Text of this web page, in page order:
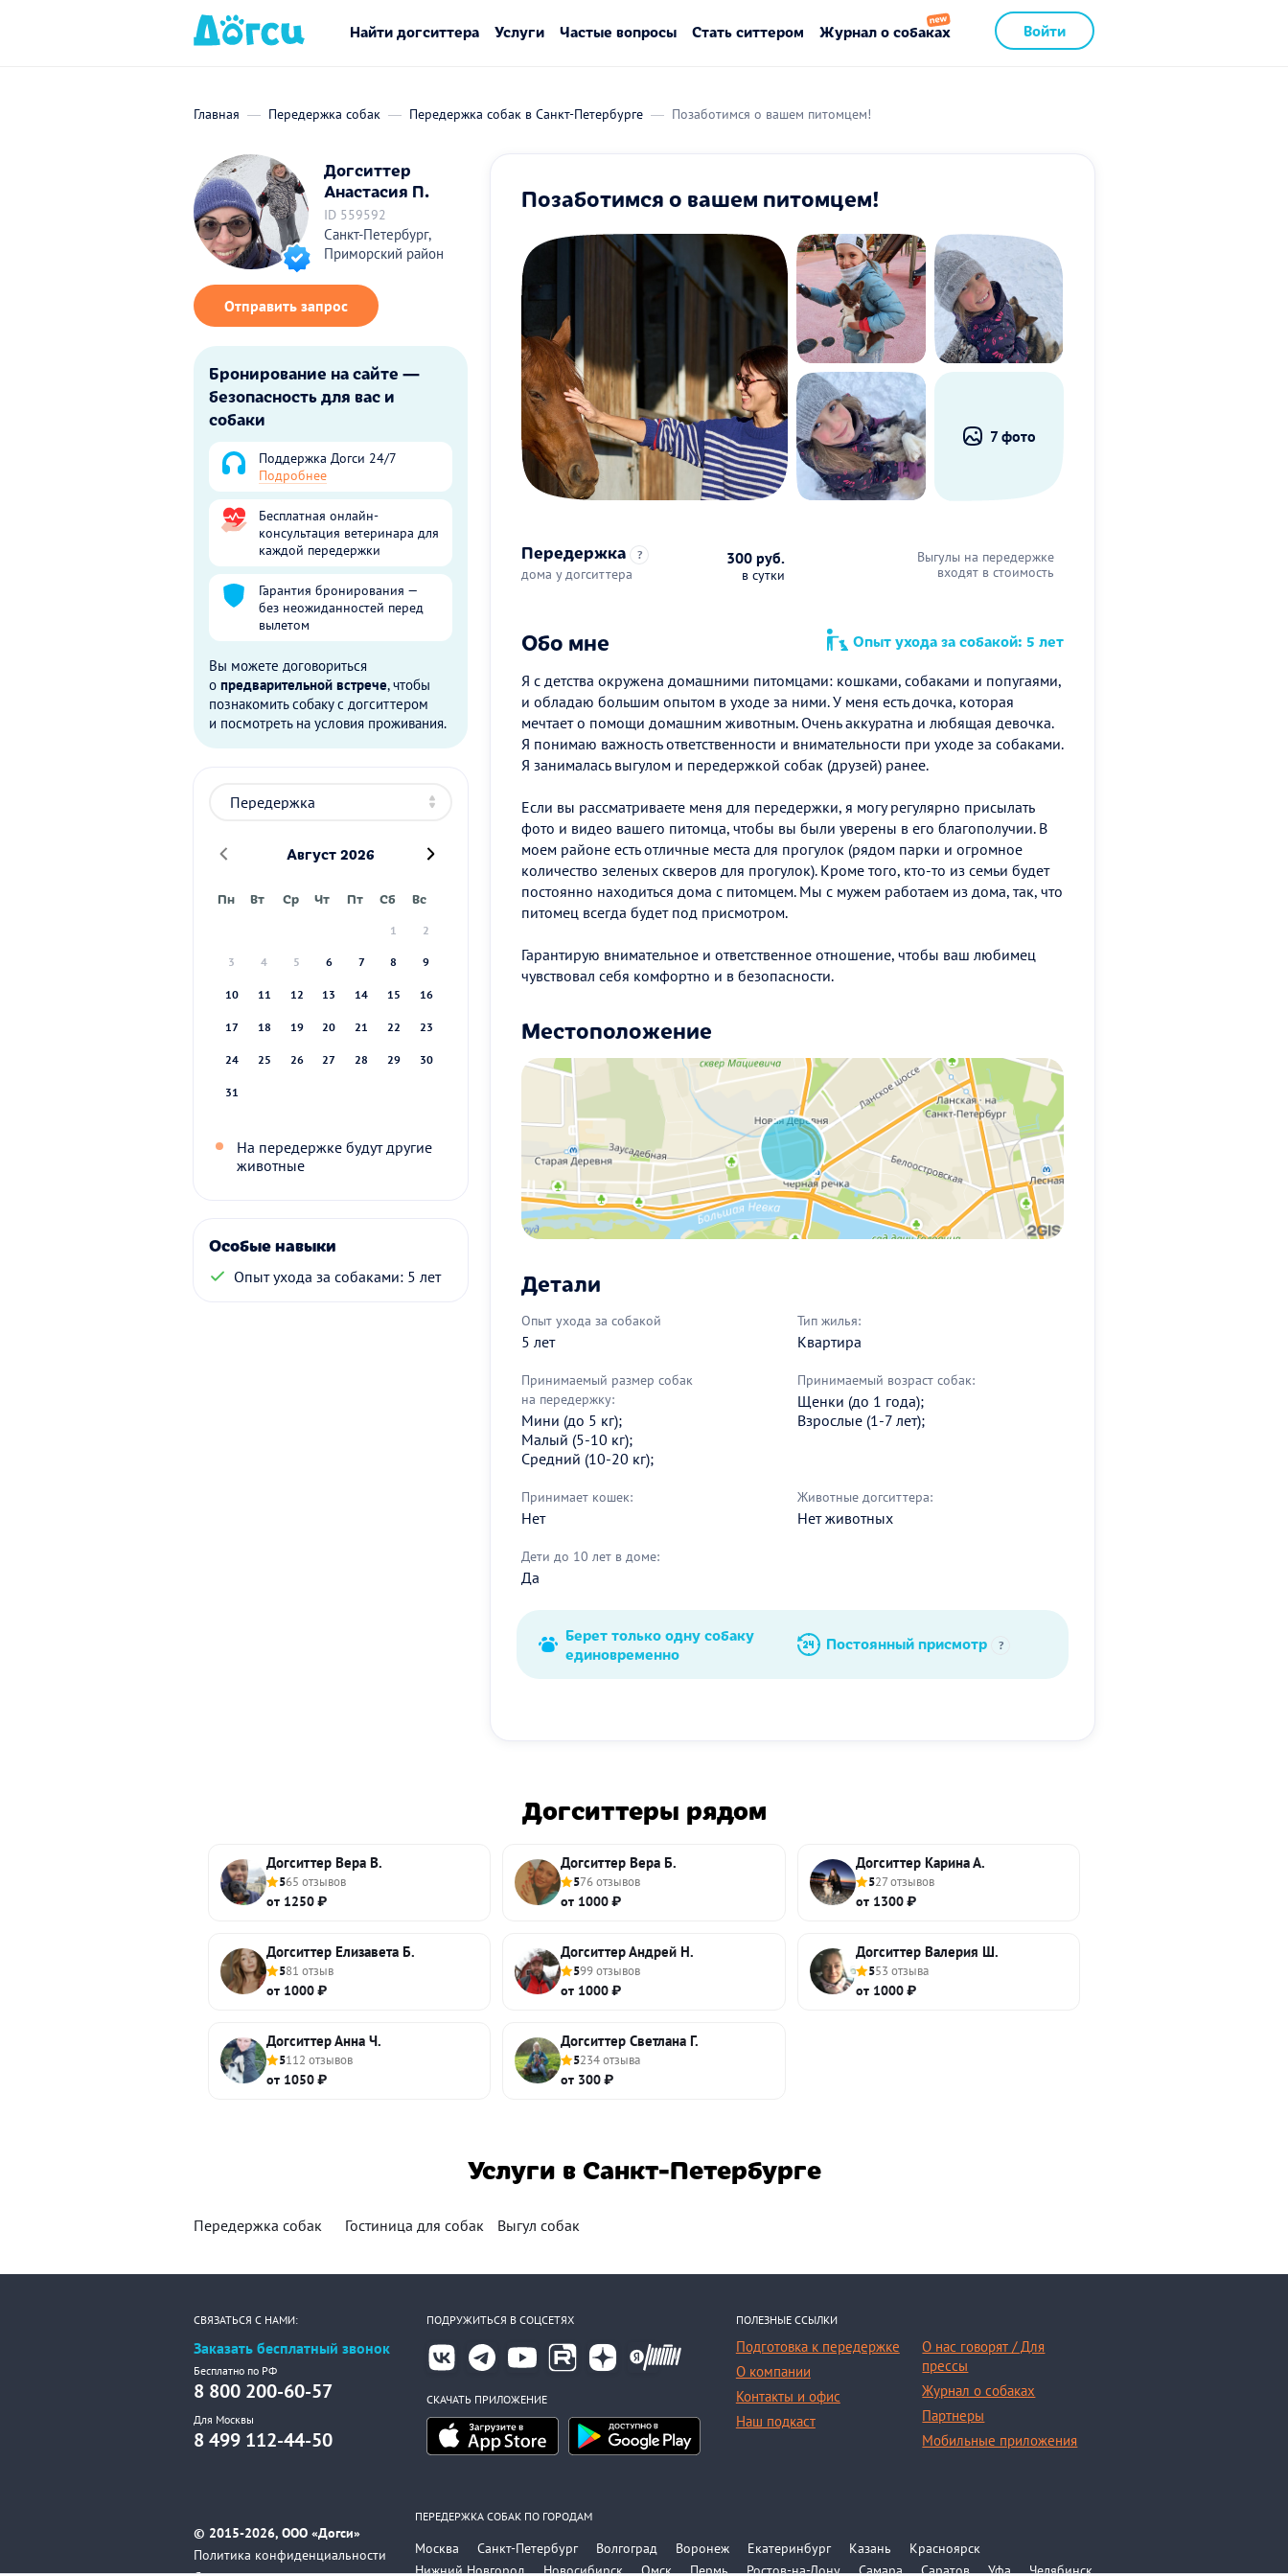
Войти
Найти догситтера Услуги Частые вопросы Стать ситтером Журнал о собаках
Главная Передержка собак Передержка собак в Санкт-Петербурге Позаботимся о вашем питомцем!
Догситтер
Анастасия П.
ID 559592
Санкт-Петербург,
Приморский район
Отправить запрос
Бронирование на сайте —
безопасность для вас и
собаки
Поддержка Догси 24/7
Подробнее
Бесплатная онлайн-
консультация ветеринара для
каждой передержки
Гарантия бронирования —
без неожиданностей перед
вылетом
Вы можете договориться
о предварительной встрече, чтобы
познакомить собаку с догситтером
и посмотреть на условия проживания.
Август 2026
Пн Вт Ср Чт Пт Сб Вс
1 2
3 4 5 6 7 8 9
10 11 12 13 14 15 16
17 18 19 20 21 22 23
24 25 26 27 28 29 30
31
На передержке будут другие
животные
Особые навыки
Опыт ухода за собаками: 5 лет
Позаботимся о вашем питомцем!
7 фото
Передержка ?
дома у догситтера
300 руб.
в сутки
Выгулы на передержке
входят в стоимость
Обо мне Опыт ухода за собакой: 5 лет
Я с детства окружена домашними питомцами: кошками, собаками и попугаями,
и обладаю большим опытом в уходе за ними. У меня есть дочка, которая
мечтает о помощи домашним животным. Очень аккуратна и любящая девочка.
Я понимаю важность ответственности и внимательности при уходе за собаками.
Я занималась выгулом и передержкой собак (друзей) ранее.
Если вы рассматриваете меня для передержки, я могу регулярно присылать
фото и видео вашего питомца, чтобы вы были уверены в его благополучии. В
моем районе есть отличные места для прогулок (рядом парки и огромное
количество зеленых скверов для прогулок). Кроме того, кто-то из семьи будет
постоянно находиться дома с питомцем. Мы с мужем работаем из дома, так, что
питомец всегда будет под присмотром.
Гарантирую внимательное и ответственное отношение, чтобы ваш любимец
чувствовал себя комфортно и в безопасности.
Местоположение
Детали
Опыт ухода за собакой
5 лет
Тип жилья:
Квартира
Принимаемый размер собак
на передержку:
Мини (до 5 кг);
Малый (5-10 кг);
Средний (10-20 кг);
Принимаемый возраст собак:
Щенки (до 1 года);
Взрослые (1-7 лет);
Принимает кошек:
Нет
Животные догситтера:
Нет животных
Дети до 10 лет в доме:
Да
Берет только одну собаку
единовременно
Постоянный присмотр ?
Догситтеры рядом
Догситтер Вера В.
565 отзывов
от 1250 ₽
Догситтер Вера Б.
576 отзывов
от 1000 ₽
Догситтер Карина А.
527 отзывов
от 1300 ₽
Догситтер Елизавета Б.
581 отзыв
от 1000 ₽
Догситтер Андрей Н.
599 отзывов
от 1000 ₽
Догситтер Валерия Ш.
553 отзыва
от 1000 ₽
Догситтер Анна Ч.
5112 отзывов
от 1050 ₽
Догситтер Светлана Г.
5234 отзыва
от 300 ₽
Услуги в Санкт-Петербурге
Передержка собак Гостиница для собак Выгул собак
СВЯЗАТЬСЯ С НАМИ:
Заказать бесплатный звонок
Бесплатно по РФ
8 800 200-60-57
Для Москвы
8 499 112-44-50
ПОДРУЖИТЬСЯ В СОЦСЕТЯХ
СКАЧАТЬ ПРИЛОЖЕНИЕ
ПОЛЕЗНЫЕ ССЫЛКИ
Подготовка к передержке
О компании
Контакты и офис
Наш подкаст
О нас говорят / Для
прессы
Журнал о собаках
Партнеры
Мобильные приложения
© 2015-2026, ООО «Догси»
Политика конфиденциальности
ПЕРЕДЕРЖКА СОБАК ПО ГОРОДАМ
Москва Санкт-Петербург Волгоград Воронеж Екатеринбург Казань
Красноярск
Нижний Новгород
Новосибирск Омск Пермь Ростов-на-Дону Самара Саратов Уфа Челябинск